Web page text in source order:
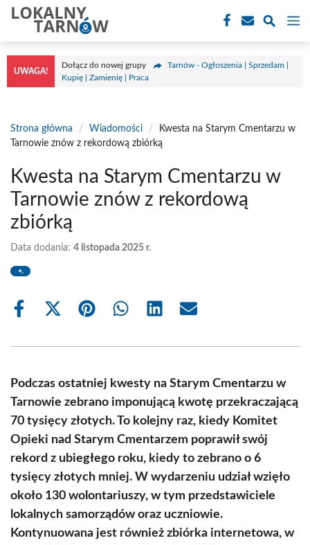
Przejdź
treści
UWAGA!
Dołącz do nowej grupy
Tarnów - Ogłoszenia | Sprzedam |
Kupię | Zamienię | Praca
Strona główna / Wiadomości /
Kwesta na Starym Cmentarzu w
Tarnowie znów z rekordową zbiórką
Kwesta na Starym Cmentarzu w
Tarnowie znów z rekordową
zbiórką
Data dodania: 4 listopada 2025 r.
Share
Share
(Twitter)
Share Share Share Share
Podczas ostatniej kwesty na Starym Cmentarzu w
Tarnowie zebrano imponującą kwotę przekraczającą
70 tysięcy złotych. To kolejny raz, kiedy Komitet
Opieki nad Starym Cmentarzem poprawił swój
rekord z ubiegłego roku, kiedy to zebrano o 6
tysięcy złotych mniej. W wydarzeniu udział wzięło
około 130 wolontariuszy, w tym przedstawiciele
lokalnych samorządów oraz uczniowie.
Kontynuowana jest również zbiórka internetowa, w